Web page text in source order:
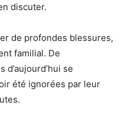
discuter.
de profondes blessures,
familial. De
se
été ignorées par leur